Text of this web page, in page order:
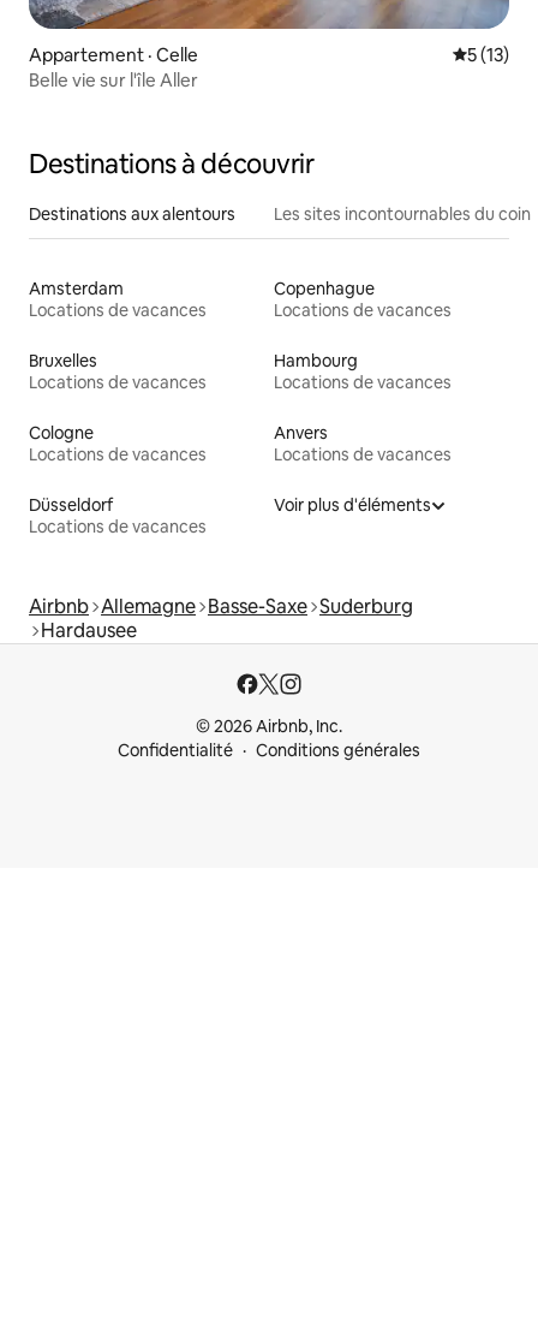
Appartement · Celle Note
5 (13)
Belle vie sur l'île Aller
Destinations à découvrir
Destinations aux alentours Les sites incontournables du coin
Amsterdam
Locations de vacances
Copenhague
Locations de vacances
Bruxelles
Locations de vacances
Hambourg
Locations de vacances
Cologne
Locations de vacances
Anvers
Locations de vacances
Düsseldorf
Locations de vacances
Voir plus d'éléments
Airbnb Allemagne Basse-Saxe Suderburg
Hardausee
© 2026 Airbnb, Inc.
Confidentialité
Conditions générales